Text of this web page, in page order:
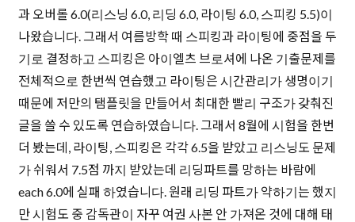
과 오버롤 6.0(리스닝 6.0, 리딩 6.0, 라이팅 6.0, 스피킹 5.5)이
나왔습니다. 그래서 여름방학 때 스피킹과 라이팅에 중점을 두
기로 결정하고 스피킹은 아이엘츠 브로셔에 나온 기출문제를
전체적으로 한번씩 연습했고 라이팅은 시간관리가 생명이기
때문에 저만의 탬플릿을 만들어서 최대한 빨리 구조가 갖춰진
글을 쓸 수 있도록 연습하였습니다. 그래서 8월에 시험을 한번
더 봤는데, 라이팅, 스피킹은 각각 6.5을 받았고 리스닝도 문제
가 쉬워서 7.5점 까지 받았는데 리딩파트를 망하는 바람에
each 6.0에 실패 하였습니다. 원래 리딩 파트가 약하기는 했지
만 시험도 중 감독관이 자꾸 여권 사본 안 가져온 것에 대해 태